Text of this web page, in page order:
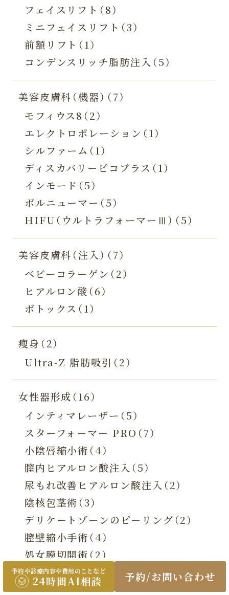
フェイスリフト（8）
ミニフェイスリフト（3）
前額リフト（1）
コンデンスリッチ脂肪注入（5）
美容皮膚科（機器）（7）
モフィウス8（2）
エレクトロポレーション（1）
シルファーム（1）
ディスカバリーピコプラス（1）
インモード（5）
ボルニューマー（5）
HIFU（ウルトラフォーマーⅢ）（5）
美容皮膚科（注入）（7）
ベビーコラーゲン（2）
ヒアルロン酸（6）
ボトックス（1）
痩身（2）
Ultra-Z 脂肪吸引（2）
女性器形成（16）
インティマレーザー（5）
スターフォーマー PRO（7）
小陰唇縮小術（4）
膣内ヒアルロン酸注入（5）
尿もれ改善ヒアルロン酸注入（2）
陰核包茎術（3）
デリケートゾーンのピーリング（2）
膣壁縮小手術（4）
処女膜切開術（2）
副皮切除術（1）
Gショットヒアルロン酸注入（1）
予約や診療内容や費用のことなど
24時間AI相談 予約/お問い合わせ